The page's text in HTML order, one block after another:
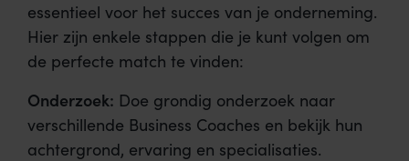
essentieel voor het succes van je onderneming.
Hier zijn enkele stappen die je kunt volgen om
de perfecte match te vinden:
Onderzoek: Doe grondig onderzoek naar
verschillende Business Coaches en bekijk hun
achtergrond, ervaring en specialisaties.